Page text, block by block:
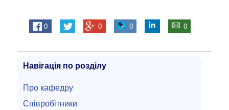
0 0 0 0
Навігація по розділу
Про кафедру
Співробітники